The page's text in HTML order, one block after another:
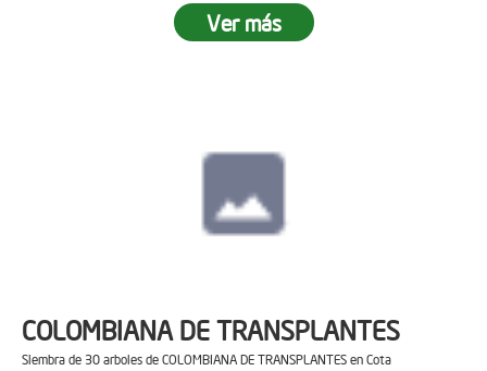
Ver más
COLOMBIANA DE TRANSPLANTES
Siembra de 30 arboles de COLOMBIANA DE TRANSPLANTES en Cota